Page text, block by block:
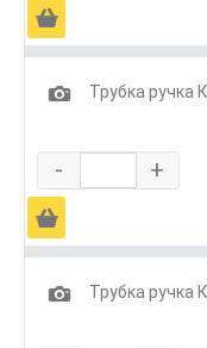
Ä
1
Трубка
- +
Ä
1
Трубка ручка